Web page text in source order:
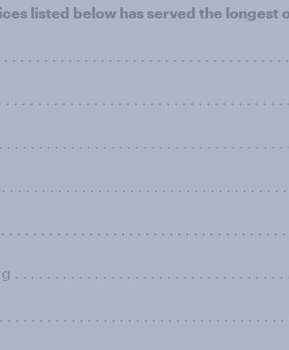
listed below has served the longest
. . . . . . . . . . . . . . . . . . . . . . . . . . . . . . . . . .
. . . . . . . . . . . . . . . . . . . . . . . . . . . . . . . . . .
. . . . . . . . . . . . . . . . . . . . . . . . . . . . . . . . . .
. . . . . . . . . . . . . . . . . . . . . . . . . . . . . . . . . .
. . . . . . . . . . . . . . . . . . . . . . . . . . . . . . . . .
. . . . . . . . . . . . . . . . . . . . . . . . . . . . . . . . . .
. . . . . . . . . . . . . . . . . . . . . . . . . . . . . . . . . .